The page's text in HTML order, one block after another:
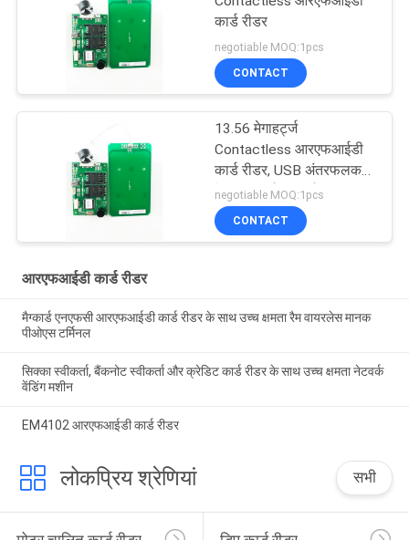
कार्ड रीडर
negotiable MOQ:1pcs
CONTACT
13.56 मेगाहर्ट्ज
Contactless आरएफआईडी
कार्ड रीडर, USB अंतरफलक
के साथ आईसी कार्ड रीडर
negotiable MOQ:1pcs
CONTACT
आरएफआईडी कार्ड रीडर
मैग्कार्ड एनएफसी आरएफआईडी कार्ड रीडर के साथ उच्च क्षमता रैम वायरलेस मानक
पीओएस टर्मिनल
सिक्का स्वीकर्ता, बैंकनोट स्वीकर्ता और क्रेडिट कार्ड रीडर के साथ उच्च क्षमता नेटवर्क
वेंडिंग मशीन
EM4102 आरएफआईडी कार्ड रीडर
लोकप्रिय श्रेणियां सभी